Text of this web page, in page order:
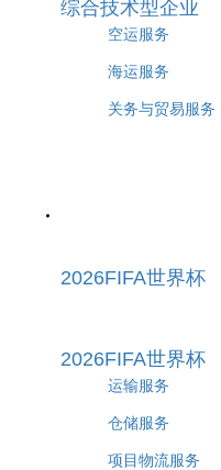
综合技术型企业
空运服务
海运服务
关务与贸易服务
2026FIFA世界杯
2026FIFA世界杯
运输服务
仓储服务
项目物流服务